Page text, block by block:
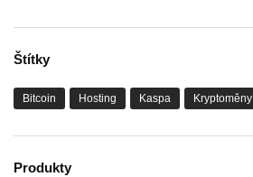
Štítky
Bitcoin Hosting Kaspa Kryptoměny
Produkty